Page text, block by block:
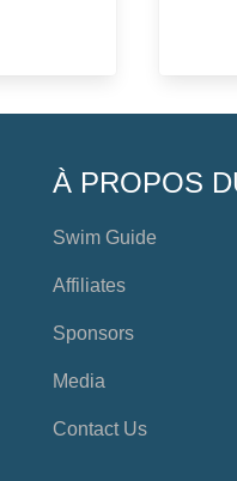
À PROPOS
Swim Guide
Affiliates
Sponsors
Media
Contact Us